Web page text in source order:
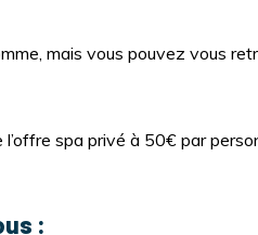
mais vous pouvez vous
spa privé à 50€ par
: